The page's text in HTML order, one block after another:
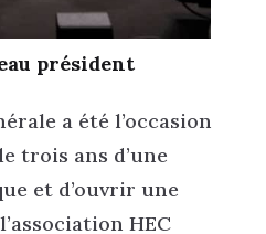
président
a été l’occasion
trois ans d’une
et d’ouvrir une
HEC